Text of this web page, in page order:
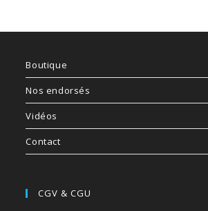
Boutique
Nos endorsés
Vidéos
Contact
CGV & CGU